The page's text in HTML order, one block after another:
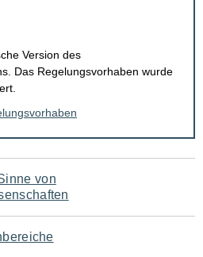
Version des
Das Regelungsvorhaben wurde
von